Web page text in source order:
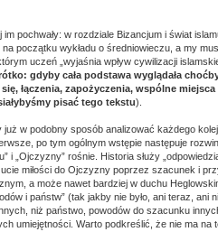
pochwały: w rozdziale Bizancjum i świat
początku wykładu o średniowieczu, a my
uczeń „wyjaśnia wpływ cywilizacji
gdyby cała podstawa wyglądała
łączenia, zapożyczenia, wspólne miejsca
pisać tego tekstu).
w podobny sposób analizować każdego
po tym ogólnym wstępie następuje
i „Ojczyzny” rośnie. Historia służy
miłości do Ojczyzny poprzez szacunek i
a może nawet bardziej w duchu
i państw” (tak jakby nie było, ani teraz, ani
niż państwo, powodów do szacunku
umiejętności. Warto podkreślić, że nie ma na